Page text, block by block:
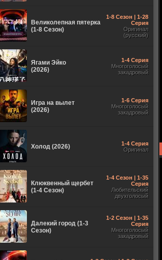
Великолепная пятерка
(1-8 Сезон)
1-8 Сезон | 1-28
Серия
Оригинал
(русский)
Ягами Эйко
(2026)
1-4 Серия
Многоголосый
закадровый
Игра на вылет
(2026)
1-6 Серия
Многоголосый
закадровый
Холод (2026)
1-4 Серия
Оригинал
Клюквенный щербет
(1-4 Сезон)
1-4 Сезон | 1-35
Серия
Любительский
двухголосый
Далекий город (1-3
Сезон)
1-2 Сезон | 1-35
Серия
Многоголосый
закадровый